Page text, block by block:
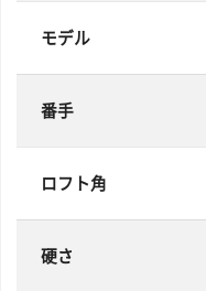
モデル
番手
ロフト角
硬さ